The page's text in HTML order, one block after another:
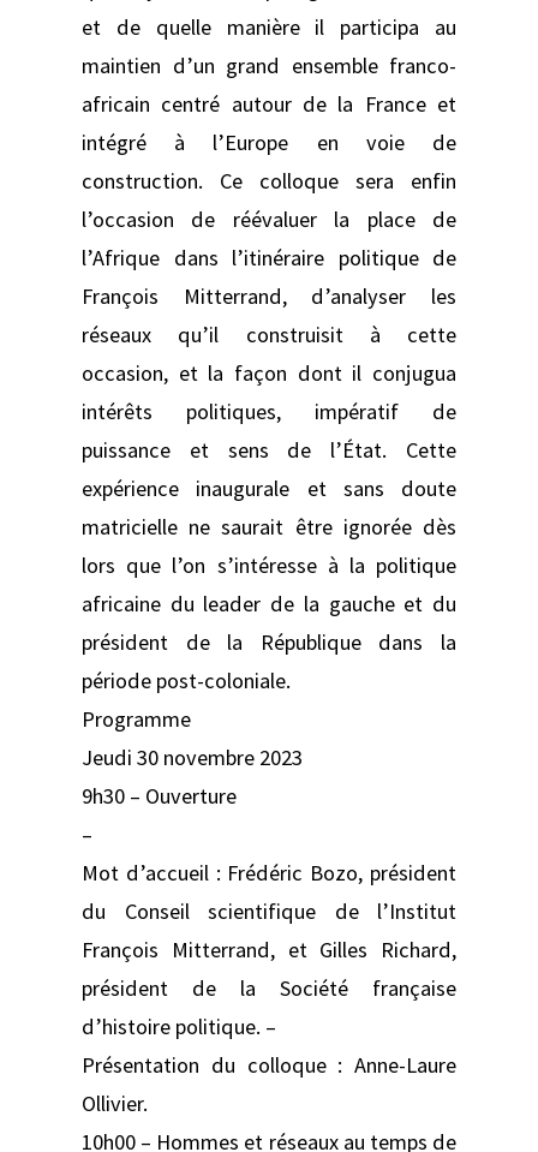
et de quelle manière il participa au
maintien d’un grand ensemble franco-
africain centré autour de la France et
intégré à l’Europe en voie de
construction. Ce colloque sera enfin
l’occasion de réévaluer la place de
l’Afrique dans l’itinéraire politique de
François Mitterrand, d’analyser les
réseaux qu’il construisit à cette
occasion, et la façon dont il conjugua
intérêts politiques, impératif de
puissance et sens de l’État. Cette
expérience inaugurale et sans doute
matricielle ne saurait être ignorée dès
lors que l’on s’intéresse à la politique
africaine du leader de la gauche et du
président de la République dans la
période post-coloniale.
Programme
Jeudi 30 novembre 2023
9h30 – Ouverture
–
Mot d’accueil : Frédéric Bozo, président
du Conseil scientifique de l’Institut
François Mitterrand, et Gilles Richard,
président de la Société française
d’histoire politique. –
Présentation du colloque : Anne-Laure
Ollivier.
10h00 – Hommes et réseaux au temps de